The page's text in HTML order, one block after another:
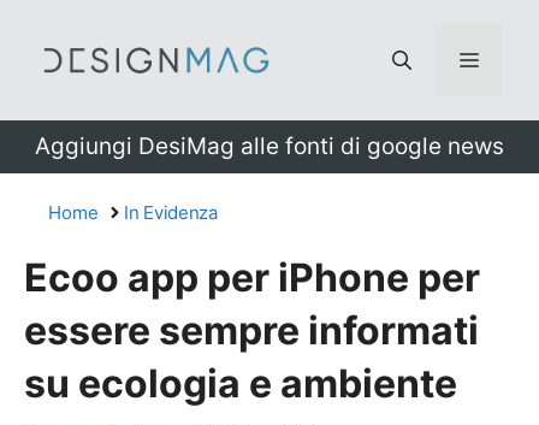
Menu
Aggiungi DesiMag alle fonti di google news
Home In Evidenza
Ecoo app per iPhone per
essere sempre informati
su ecologia e ambiente